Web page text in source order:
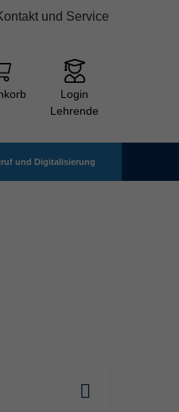
und Service
Login
Lehrende
und Digitalisierung